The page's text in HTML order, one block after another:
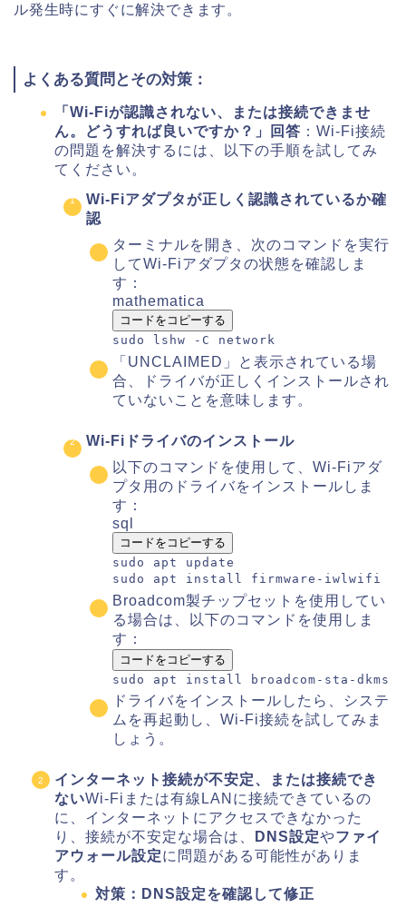
ル発生時にすぐに解決できます。
よくある質問とその対策：
「Wi-Fiが認識されない、または接続できませ
ん。どうすれば良いですか？」
回答 ：Wi-Fi接続
の問題を解決するには、以下の手順を試してみ
てください。
Wi-Fiアダプタが正しく認識されているか確
認
ターミナルを開き、次のコマンドを実行
してWi-Fiアダプタの状態を確認しま
す：
mathematica
コードをコピーする
sudo
lshw - C network
「UNCLAIMED」と表示されている場
合、ドライバが正しくインストールされ
ていないことを意味します。
Wi-Fiドライバのインストール
以下のコマンドを使用して、Wi-Fiアダ
プタ用のドライバをインストールしま
す：
sql
コードをコピーする
sudo apt update
sudo apt install firmware - iwlwifi
Broadcom製チップセットを使用してい
る場合は、以下のコマンドを使用しま
す：
コードをコピーする
sudo apt install broadcom-sta-dkms
ドライバをインストールしたら、システ
ムを再起動し、Wi-Fi接続を試してみま
しょう。
インターネット接続が不安定、または接続でき
ないWi-Fiまたは有線LANに接続できているの
に、インターネットにアクセスできなかった
り、接続が不安定な場合は、
DNS設定やファイ
アウォール設定に問題がある可能性がありま
す。
対策：DNS設定を確認して修正